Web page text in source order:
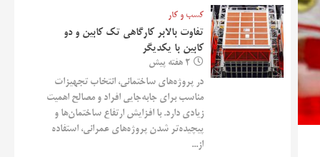
کسب و کار
تفاوت بالابر کارگاهی تک کابین و دو
کابین با یکدیگر
2 هفته پیش
در پروژه‌های ساختمانی، انتخاب تجهیزات
مناسب برای جابه‌جایی افراد و مصالح اهمیت
زیادی دارد. با افزایش ارتفاع ساختمان‌ها و
پیچیده‌تر شدن پروژه‌های عمرانی، استفاده
از...